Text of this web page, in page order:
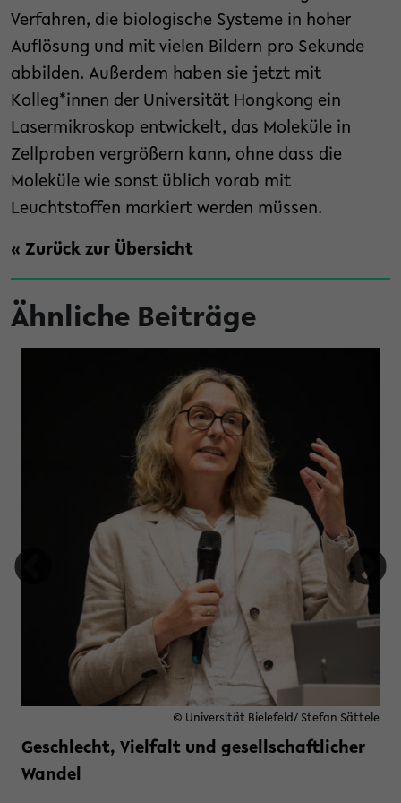
Verfahren, die biologische Systeme in hoher
Auflösung und mit vielen Bildern pro Sekunde
abbilden. Außerdem haben sie jetzt mit
Kolleg*innen der Universität Hongkong ein
Lasermikroskop entwickelt, das Moleküle in
Zellproben vergrößern kann, ohne dass die
Moleküle wie sonst üblich vorab mit
Leuchtstoffen markiert werden müssen.
« Zurück zur Übersicht
Ähnliche Beiträge
Studienfonds OWL
© Universität Bielefeld/ Stefan Sättele
Geschlecht, Vielfalt und gesellschaftlicher
Wandel